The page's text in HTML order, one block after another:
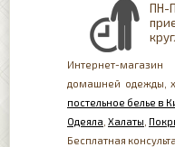
ПН-
Интернет-магазин
домашней одежды,
постельное белье в
Одеяла Халаты
Бесплатная